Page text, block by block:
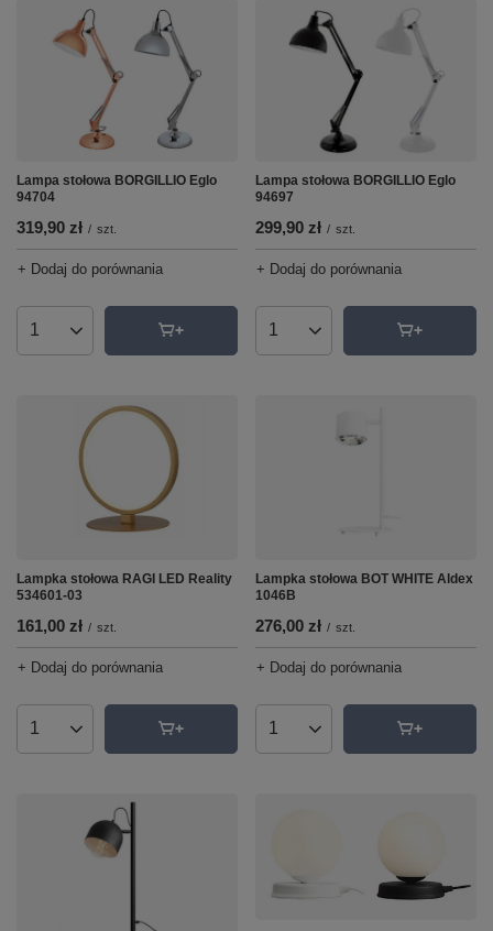
Lampa stołowa BORGILLIO Eglo
94704
319,90 zł / szt.
+ Dodaj do porównania
Ilość produktów
Lampa stołowa BORGILLIO Eglo
94697
299,90 zł / szt.
+ Dodaj do porównania
Ilość produktów
Lampka stołowa RAGI LED Reality
534601-03
161,00 zł / szt.
+ Dodaj do porównania
Ilość produktów
Lampka stołowa BOT WHITE Aldex
1046B
276,00 zł / szt.
+ Dodaj do porównania
Ilość produktów